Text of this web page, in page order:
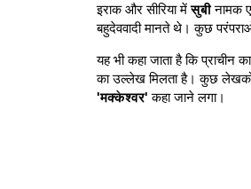
इराक और सीरिया मेंसुबीनामक
बहुदेववादी मानते थे। कुछ
यह भी कहा जाता है कि
का उल्लेख मिलता है। कुछ
'मक्केश्वर' कहा जाने लगा।